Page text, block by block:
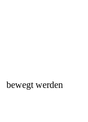
bewegt werden